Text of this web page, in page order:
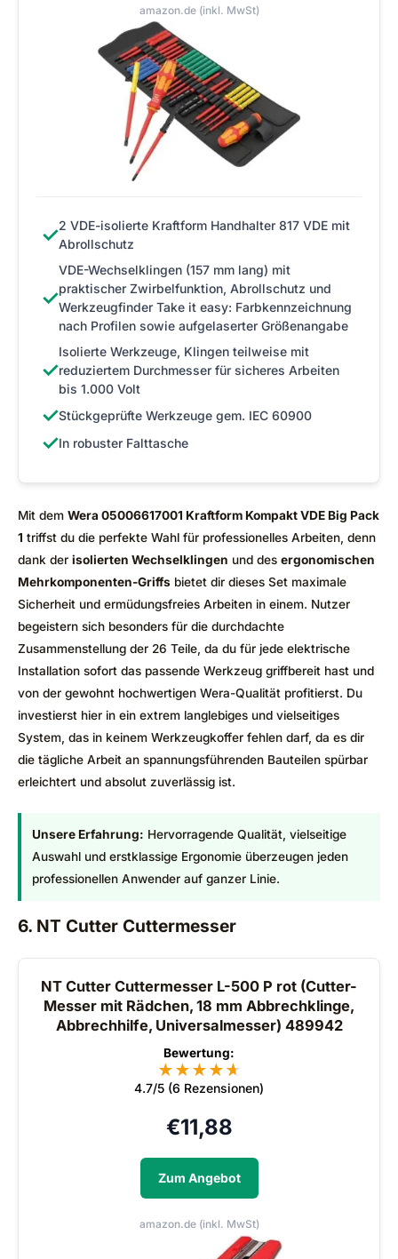
amazon.de (inkl. MwSt)
✓2 VDE-isolierte Kraftform Handhalter 817 VDE mit
Abrollschutz
✓
VDE-Wechselklingen (157 mm lang) mit
praktischer Zwirbelfunktion, Abrollschutz und
Werkzeugfinder Take it easy: Farbkennzeichnung
nach Profilen sowie aufgelaserter Größenangabe
✓
Isolierte Werkzeuge, Klingen teilweise mit
reduziertem Durchmesser für sicheres Arbeiten
bis 1.000 Volt
✓Stückgeprüfte Werkzeuge gem. IEC 60900
✓In robuster Falttasche
Mit dem Wera 05006617001 Kraftform Kompakt VDE Big Pack
1 triffst du die perfekte Wahl für professionelles Arbeiten, denn
dank der isolierten Wechselklingen und des ergonomischen
Mehrkomponenten-Griffs bietet dir dieses Set maximale
Sicherheit und ermüdungsfreies Arbeiten in einem. Nutzer
begeistern sich besonders für die durchdachte
Zusammenstellung der 26 Teile, da du für jede elektrische
Installation sofort das passende Werkzeug griffbereit hast und
von der gewohnt hochwertigen Wera-Qualität profitierst. Du
investierst hier in ein extrem langlebiges und vielseitiges
System, das in keinem Werkzeugkoffer fehlen darf, da es dir
die tägliche Arbeit an spannungsführenden Bauteilen spürbar
erleichtert und absolut zuverlässig ist.
Unsere Erfahrung: Hervorragende Qualität, vielseitige
Auswahl und erstklassige Ergonomie überzeugen jeden
professionellen Anwender auf ganzer Linie.
6. NT Cutter Cuttermesser
NT Cutter Cuttermesser L-500 P rot (Cutter-
Messer mit Rädchen, 18 mm Abbrechklinge,
Abbrechhilfe, Universalmesser) 489942
Bewertung:
★★★★★
★
4.7/5 (6 Rezensionen)
€11,88
Zum Angebot
amazon.de (inkl. MwSt)